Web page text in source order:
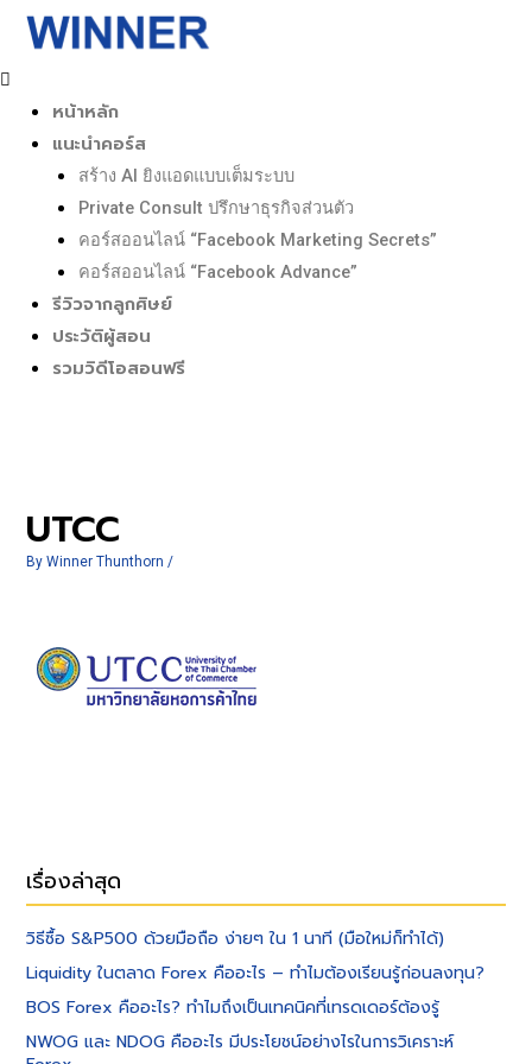
Skip
content
หน้าหลัก
แนะนำคอร์ส
สร้าง AI ยิงแอดแบบเต็มระบบ
Private Consult ปรึกษาธุรกิจส่วนตัว
คอร์สออนไลน์ “Facebook Marketing Secrets”
คอร์สออนไลน์ “Facebook Advance”
รีวิวจากลูกศิษย์
ประวัติผู้สอน
รวมวิดีโอสอนฟรี
UTCC
ByWinner Thunthorn/
เรื่องล่าสุด
วิธีซื้อ S&P500 ด้วยมือถือ ง่ายๆ ใน 1 นาที (มือใหม่ก็ทำได้)
Liquidity ในตลาด Forex คืออะไร – ทำไมต้องเรียนรู้ก่อนลงทุน?
BOS Forex คืออะไร? ทำไมถึงเป็นเทคนิคที่เทรดเดอร์ต้องรู้
NWOG และ NDOG คืออะไร มีประโยชน์อย่างไรในการวิเคราะห์